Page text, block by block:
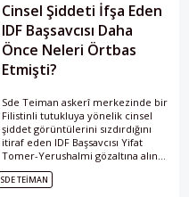
Cinsel Şiddeti İfşa Eden
IDF Başsavcısı Daha
Önce Neleri Örtbas
Etmişti?
Sde Teiman askerî merkezinde bir
Filistinli tutukluya yönelik cinsel
şiddet görüntülerini sızdırdığını
itiraf eden IDF Başsavcısı Yifat
Tomer-Yerushalmi gözaltına alındı.
Olay, İsrail askerlerinin işlediği
suçların cezasız bırakılmasına dair
SDE TEIMAN